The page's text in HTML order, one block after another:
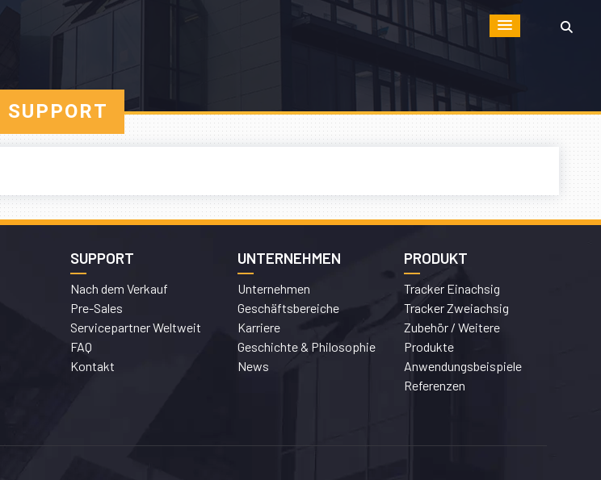
SUPPORT
SUPPORT
Nach dem Verkauf
Pre-Sales
Servicepartner Weltweit
FAQ
Kontakt
UNTERNEHMEN
Unternehmen
Geschäftsbereiche
Karriere
Geschichte & Philosophie
News
PRODUKT
Tracker Einachsig
Tracker Zweiachsig
Zubehör / Weitere
Produkte
Anwendungsbeispiele
Referenzen